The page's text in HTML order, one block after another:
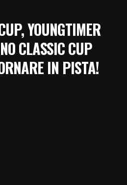
YOUNGTIMER
CLASSIC CUP
IN PISTA!